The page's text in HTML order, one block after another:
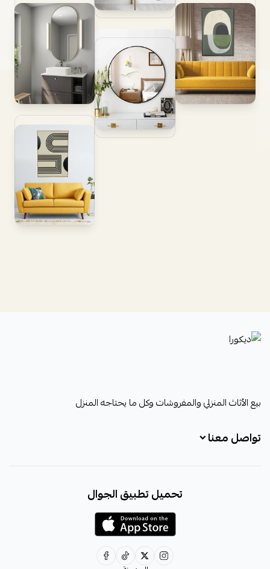
ديكورا
بيع الأثاث المنزلي والمفروشات وكل ما يحتاجه المنزل
تواصل معنا
decora6586@gmail.com
تحميل تطبيق الجوال